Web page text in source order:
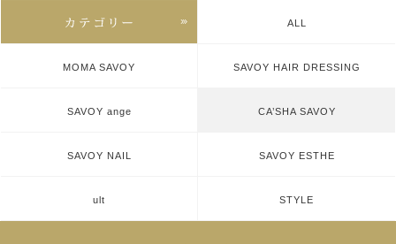
ALL
MOMA SAVOY SAVOY HAIR DRESSING
SAVOY ange CA’SHA SAVOY
SAVOY NAIL SAVOY ESTHE
ult STYLE